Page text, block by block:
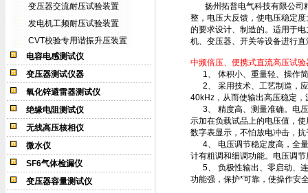
变压器交流耐压试验装置
发电机工频耐压试验装置
CVT校验专用谐振升压装置
电容电感测试仪
变压器测试仪器
氧化锌避雷器测试仪
绝缘电阻测试仪
无线高压核相仪
微水仪
SF6气体检漏仪
变压器容量测试仪
扬州拓普电气科技有限公司
整，电压大反馈，使电压稳定
的要求设计、制造的。适用于
机、变压器、开关等设备进行
中频倍压、便携式直流高压试验
1、 体积小、重量轻、操作简
2、 采用技术、工艺制造，应
40kHz，从而使输出高压稳
3、 精度高、测量准确。电压
示加在负载试品上的电压值，
数字表显示，不怕放电冲击，
4、 电压调节稳定度高，全量
计有粗调和细调功能。电压调
5、 负极性输出、零启动、连
功能强，保护*可靠，使操作安